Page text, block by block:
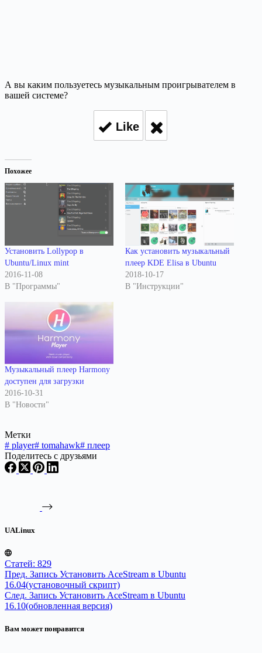
А вы каким пользуетесь музыкальным проигрывателем в
вашей системе?
Like
Похожее
Установить Lollypop в
Ubuntu/Linux mint
2016-11-08
В "Программы"
Как установить музыкальный
плеер KDE Elisa в Ubuntu
2018-10-17
В "Инструкции"
Музыкальный плеер Harmony
доступен для загрузки
2016-10-31
В "Новости"
Метки
# player# tomahawk# плеер
Поделитесь с друзьями
UALinux
Статей: 829
Пред. Запись Установить AceStream в Ubuntu
16.04(установочный скрипт)
След. Запись Установить AceStream в Ubuntu
16.10(обновленная версия)
Вам может понравится